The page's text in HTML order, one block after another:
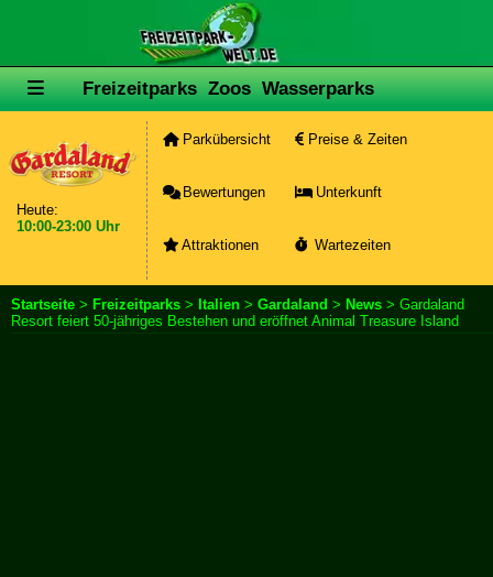
Freizeitparks Zoos Wasserparks
Heute:
10:00-23:00 Uhr
Parkübersicht Preise & Zeiten
Bewertungen Unterkunft
Attraktionen Wartezeiten
Startseite > Freizeitparks > Italien > Gardaland > News > Gardaland
Resort feiert 50-jähriges Bestehen und eröffnet Animal Treasure Island